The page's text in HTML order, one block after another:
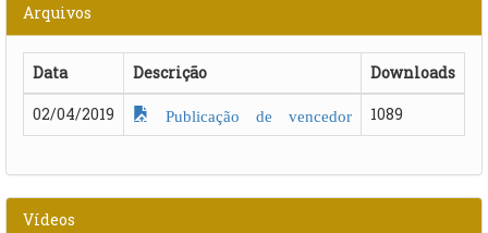
Arquivos
Data Descrição
Downloads
02/04/2019
Publicação de vencedor 1089
Vídeos